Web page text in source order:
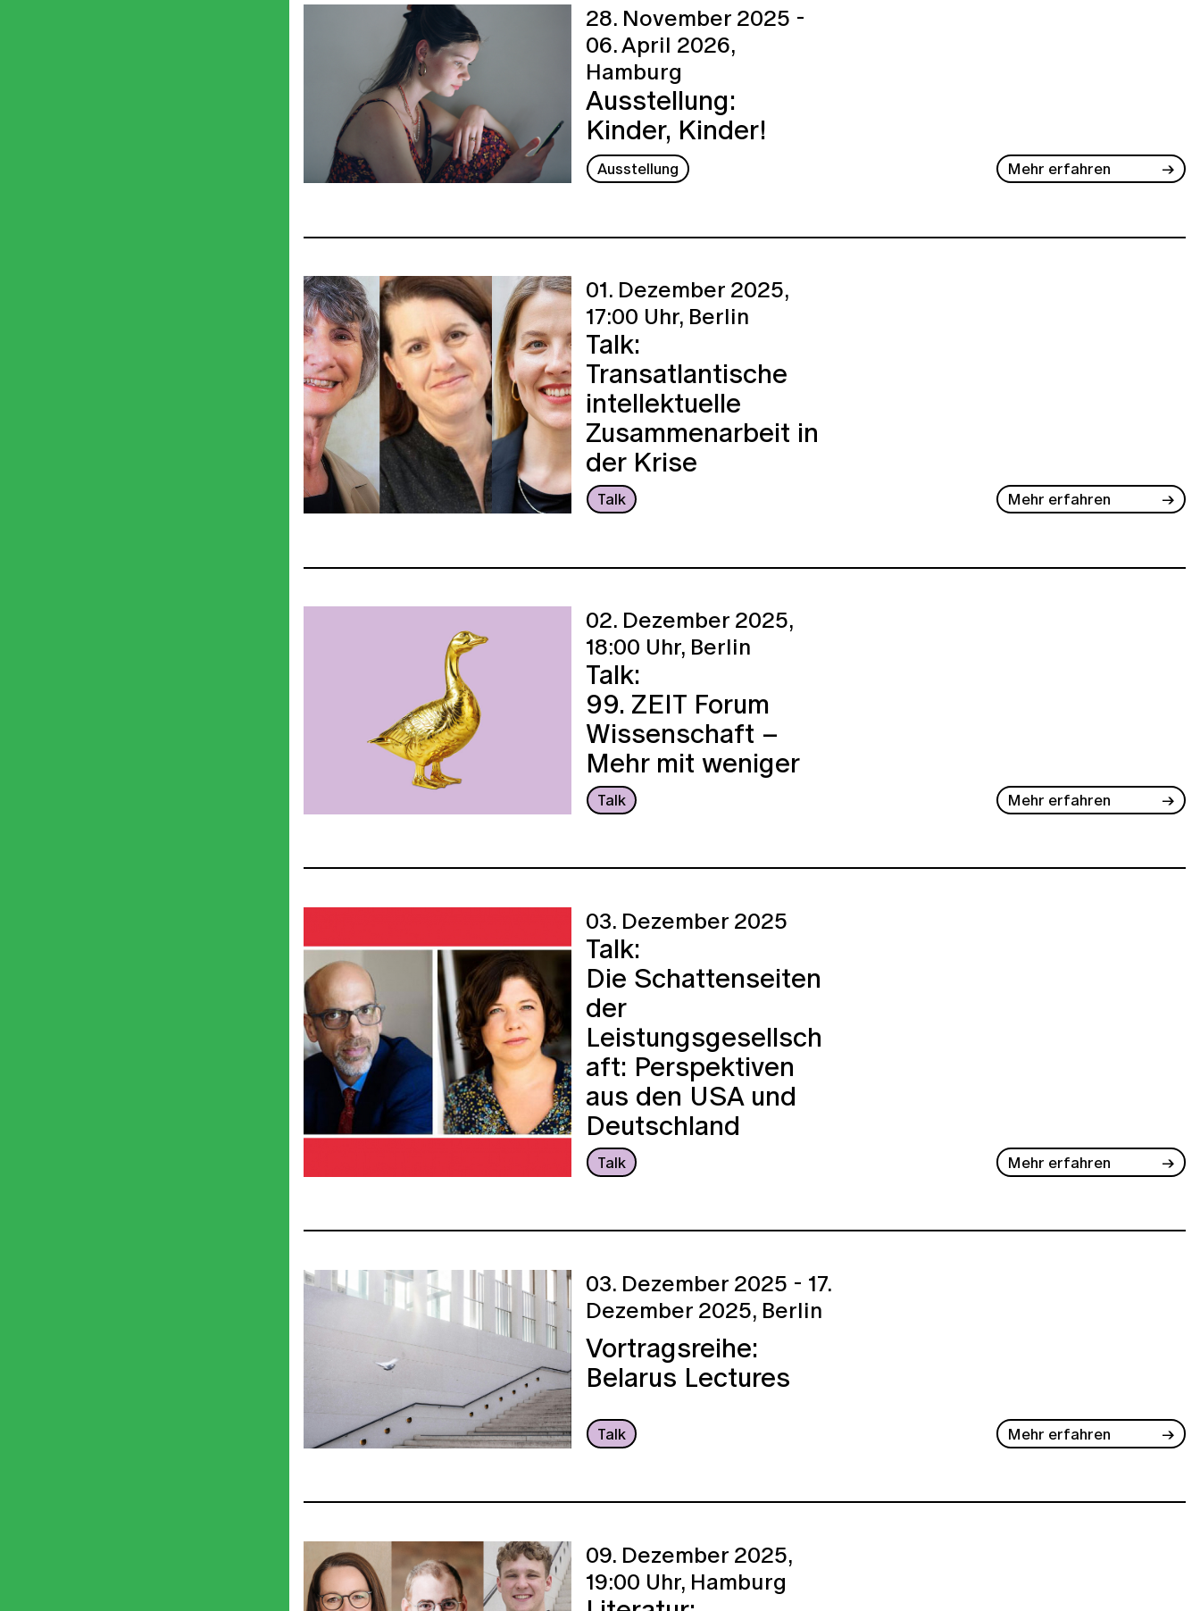
28. November 2025 -
06. April 2026,
Hamburg
Ausstellung:
Kinder, Kinder!
Ausstellung Mehr erfahren
01. Dezember 2025,
17:00 Uhr, Berlin
Talk:
Transatlantische
intellektuelle
Zusammenarbeit in
der Krise
Talk Mehr erfahren
02. Dezember 2025,
18:00 Uhr, Berlin
Talk:
99. ZEIT Forum
Wissenschaft –
Mehr mit weniger
Talk Mehr erfahren
03. Dezember 2025
Talk:
Die Schattenseiten
der
Leistungsgesellsch
aft: Perspektiven
aus den USA und
Deutschland
Talk Mehr erfahren
03. Dezember 2025 - 17.
Dezember 2025, Berlin
Vortragsreihe:
Belarus Lectures
Talk Mehr erfahren
09. Dezember 2025,
19:00 Uhr, Hamburg